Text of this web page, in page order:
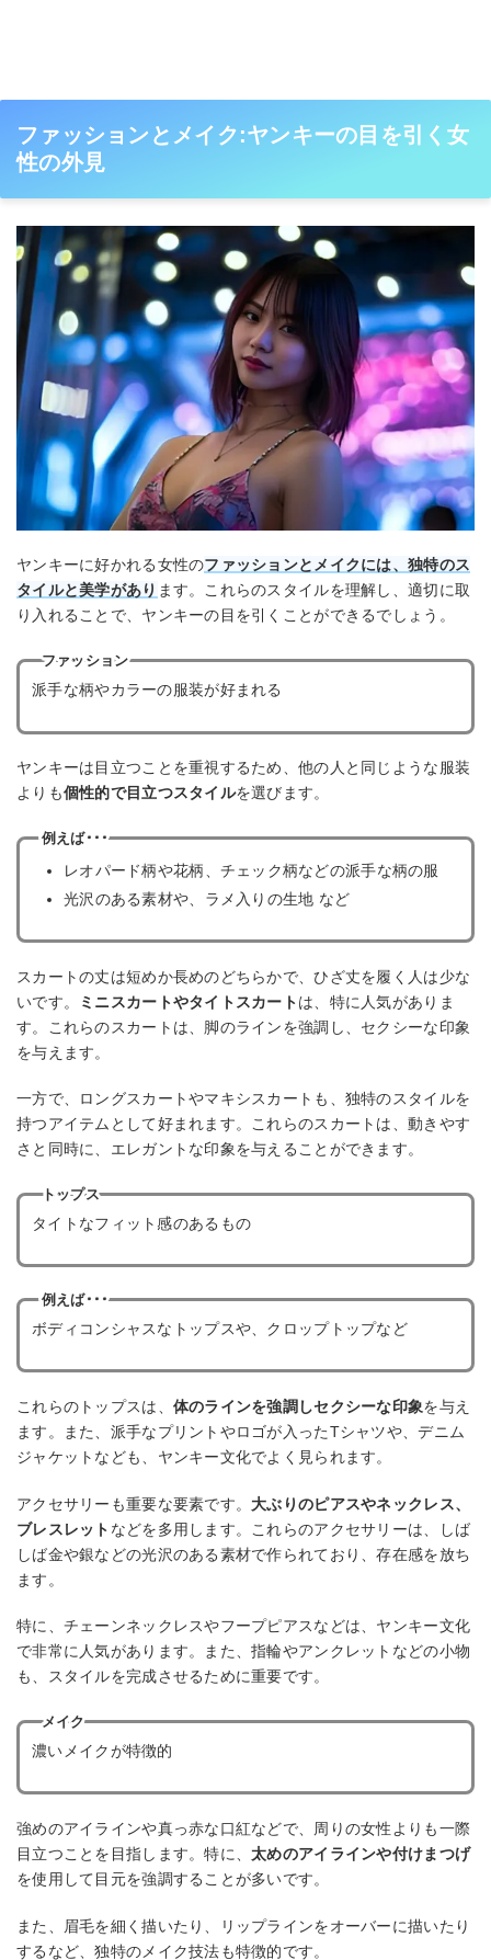
ファッションとメイク:ヤンキーの目を引く女
性の外見
ヤンキーに好かれる女性のファッションとメイクには、独特のス
タイルと美学があり ます。これらのスタイルを理解し、適切に取
り入れることで、ヤンキーの目を引くことができるでしょう。
ファッション
派手な柄やカラーの服装が好まれる
ヤンキーは目立つことを重視するため、他の人と同じような服装
よりも個性的で目立つスタイルを選びます。
例えば･･･
レオパード柄や花柄、チェック柄などの派手な柄の服
光沢のある素材や、ラメ入りの生地 など
スカートの丈は短めか長めのどちらかで、ひざ丈を履く人は少な
いです。
ミニスカートやタイトスカートは、特に人気がありま
す。これらのスカートは、脚のラインを強調し、セクシーな印象
を与えます。
一方で、ロングスカートやマキシスカートも、独特のスタイルを
持つアイテムとして好まれます。これらのスカートは、動きやす
さと同時に、エレガントな印象を与えることができます。
トップス
タイトなフィット感のあるもの
例えば･･･
ボディコンシャスなトップスや、クロップトップなど
これらのトップスは、 体のラインを強調しセクシーな印象を与え
ます。また、派手なプリントやロゴが入ったTシャツや、デニム
ジャケットなども、ヤンキー文化でよく見られます。
アクセサリーも重要な要素です。 大ぶりのピアスやネックレス、
ブレスレット などを多用します。これらのアクセサリーは、しば
しば金や銀などの光沢のある素材で作られており、存在感を放ち
ます。
特に、チェーンネックレスやフープピアスなどは、ヤンキー文化
で非常に人気があります。また、指輪やアンクレットなどの小物
も、スタイルを完成させるために重要です。
メイク
濃いメイクが特徴的
強めのアイラインや真っ赤な口紅などで、周りの女性よりも一際
目立つことを目指します。特に、太めのアイラインや付けまつげ
を使用して目元を強調することが多いです。
また、眉毛を細く描いたり、リップラインをオーバーに描いたり
するなど、独特のメイク技法も特徴的です。